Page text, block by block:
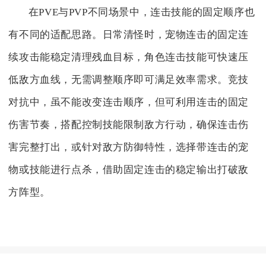
在PVE与PVP不同场景中，连击技能的固定顺序也
有不同的适配思路。日常清怪时，宠物连击的固定连
续攻击能稳定清理残血目标，角色连击技能可快速压
低敌方血线，无需调整顺序即可满足效率需求。竞技
对抗中，虽不能改变连击顺序，但可利用连击的固定
伤害节奏，搭配控制技能限制敌方行动，确保连击伤
害完整打出，或针对敌方防御特性，选择带连击的宠
物或技能进行点杀，借助固定连击的稳定输出打破敌
方阵型。